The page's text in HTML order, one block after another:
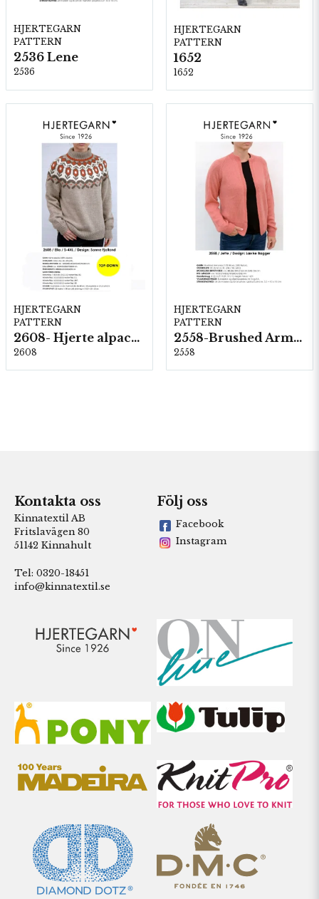
HJERTEGARN
PATTERN
2536 Lene
2536
HJERTEGARN
PATTERN
1652
1652
HJERTEGARN
PATTERN
2608- Hjerte alpacka
2608
HJERTEGARN
PATTERN
2558-Brushed Armonia
2558
Kontakta oss
Kinnatextil AB
Fritslavägen 80
51142 Kinnahult
Tel: 0320-18451
info@kinnatextil.se
Följ oss
Facebook
Instagram